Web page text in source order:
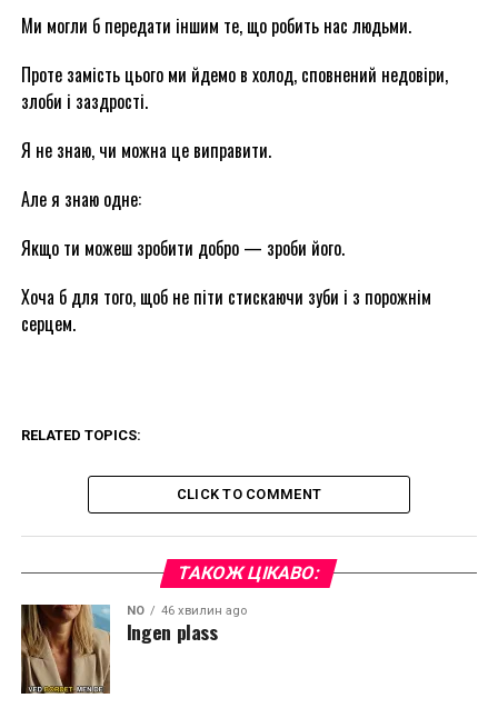
Ми могли б передати іншим те, що робить нас людьми.
Проте замість цього ми йдемо в холод, сповнений недовіри,
злоби і заздрості.
Я не знаю, чи можна це виправити.
Але я знаю одне:
Якщо ти можеш зробити добро — зроби його.
Хоча б для того, щоб не піти стискаючи зуби і з порожнім
серцем.
RELATED TOPICS:
CLICK TO COMMENT
ТАКОЖ ЦІКАВО:
NO 46 хвилин ago
Ingen plass